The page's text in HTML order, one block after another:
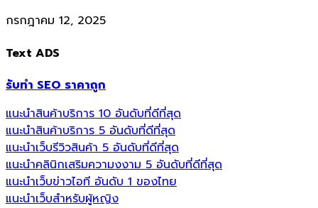
กรกฎาคม 12, 2025
Text ADS
รับทำ SEO ราคาถูก
แนะนำสินค้าบริการ 10 อันดับที่ดีที่สุด
แนะนำสินค้าบริการ 5 อันดับที่ดีที่สุด
แนะนำเว็บรีวิวสินค้า 5 อันดับที่ดีที่สุด
แนะนำคลินิกเสริมความงงาม 5 อันดับที่ดีที่สุด
แนะนำเว็บข่าวไอที อันดับ 1 ของไทย
แนะนำเว็บสำหรับผู้หญิง